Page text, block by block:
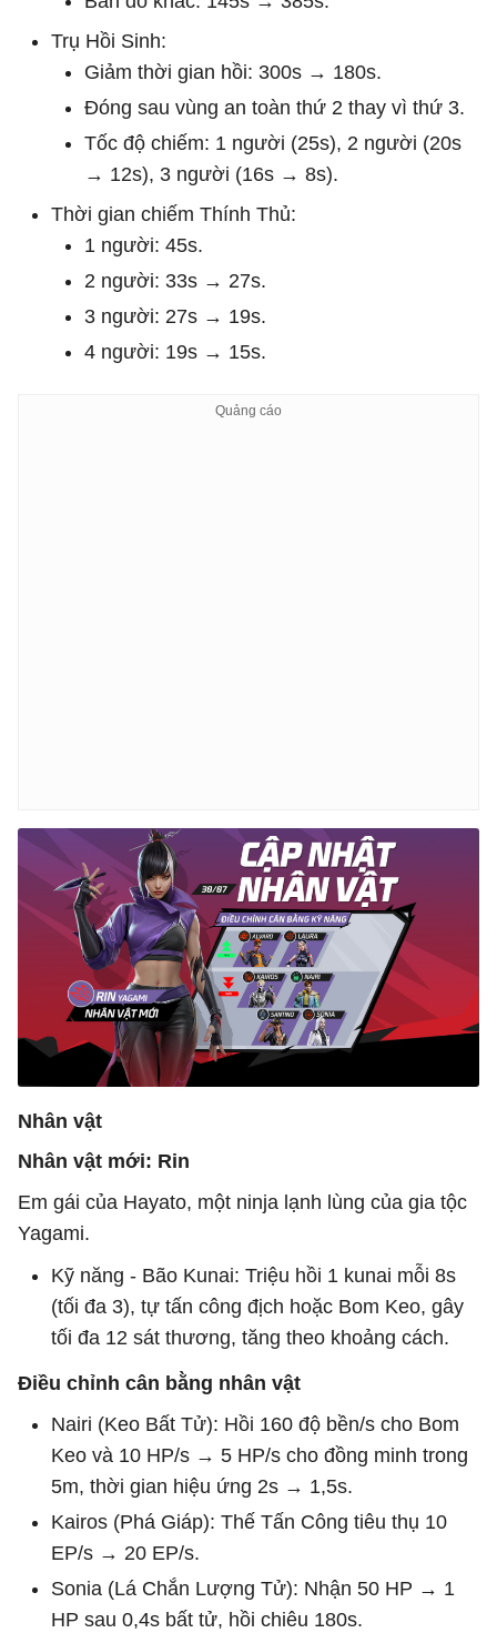
Trụ Hồi Sinh:
Giảm thời gian hồi: 300s → 180s.
Đóng sau vùng an toàn thứ 2 thay vì thứ 3.
Tốc độ chiếm: 1 người (25s), 2 người (20s
→ 12s), 3 người (16s → 8s).
Thời gian chiếm Thính Thủ:
1 người: 45s.
2 người: 33s → 27s.
3 người: 27s → 19s.
4 người: 19s → 15s.
Nhân vật
Nhân vật mới: Rin
Em gái của Hayato, một ninja lạnh lùng của gia tộc
Yagami.
Kỹ năng - Bão Kunai: Triệu hồi 1 kunai mỗi 8s
(tối đa 3), tự tấn công địch hoặc Bom Keo, gây
tối đa 12 sát thương, tăng theo khoảng cách.
Điều chỉnh cân bằng nhân vật
Nairi (Keo Bất Tử): Hồi 160 độ bền/s cho Bom
Keo và 10 HP/s → 5 HP/s cho đồng minh trong
5m, thời gian hiệu ứng 2s → 1,5s.
Kairos (Phá Giáp): Thế Tấn Công tiêu thụ 10
EP/s → 20 EP/s.
Sonia (Lá Chắn Lượng Tử): Nhận 50 HP → 1
HP sau 0,4s bất tử, hồi chiêu 180s.